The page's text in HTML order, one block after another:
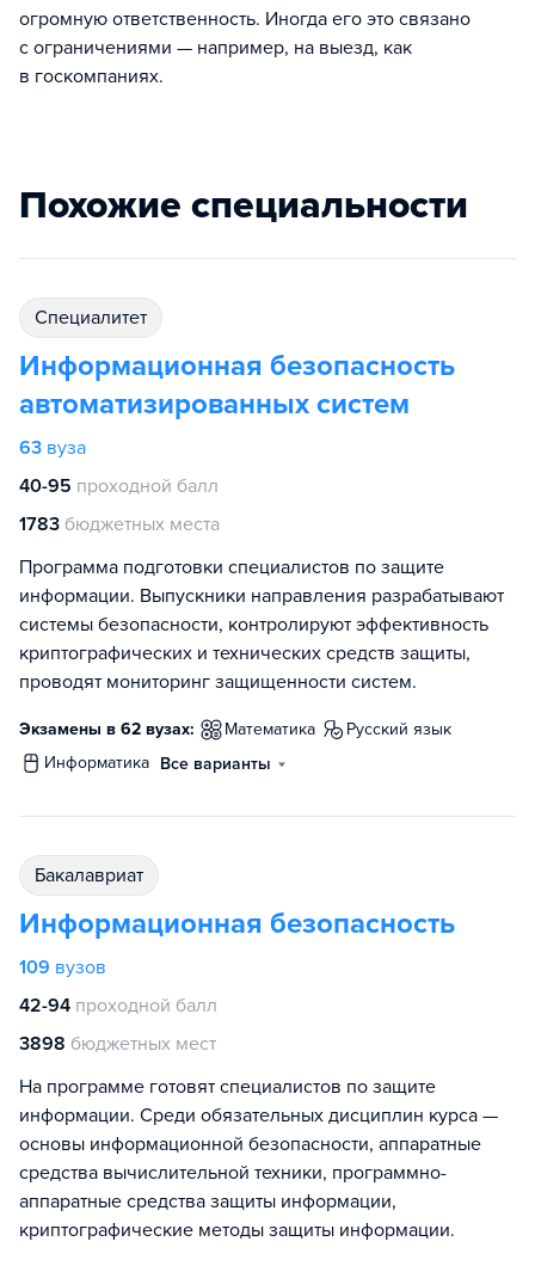
огромную ответственность. Иногда его это связано
с ограничениями — например, на выезд, как
в госкомпаниях.
Похожие специальности
специалитет
Информационная безопасность
автоматизированных систем
63 вуза
40-95 проходной балл
1783 бюджетных места
Программа подготовки специалистов по защите
информации. Выпускники направления разрабатывают
системы безопасности, контролируют эффективность
криптографических и технических средств защиты,
проводят мониторинг защищенности систем.
Экзамены в 62 вузах: математика
русский язык
информатика Все варианты
бакалавриат
Информационная безопасность
109 вузов
42-94 проходной балл
3898 бюджетных мест
На программе готовят специалистов по защите
информации. Среди обязательных дисциплин курса —
основы информационной безопасности, аппаратные
средства вычислительной техники, программно-
аппаратные средства защиты информации,
криптографические методы защиты информации.